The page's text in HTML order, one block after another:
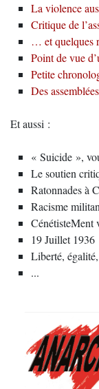
La violence
Critique de
… et quelques
Point de vue
Petite
Des
Et aussi :
« Suicide »,
Le soutien
Ratonnades à
Racisme
CénétisteMent
19 Juillet 1936
Liberté,
...